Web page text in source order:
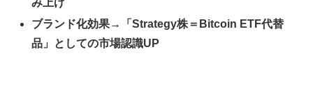
み上げ
ブランド化効果→「Strategy株＝Bitcoin ETF代替
品」としての市場認識UP